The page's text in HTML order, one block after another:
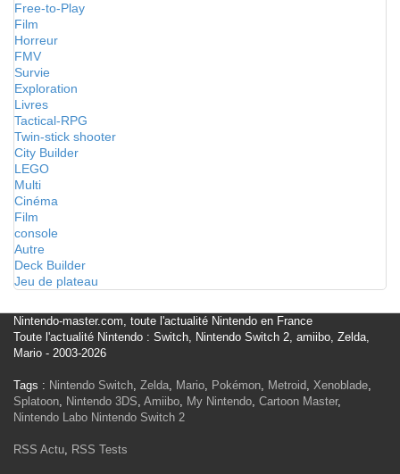
Free-to-Play
Film
Horreur
FMV
Survie
Exploration
Livres
Tactical-RPG
Twin-stick shooter
City Builder
LEGO
Multi
Cinéma
Film
console
Autre
Deck Builder
Jeu de plateau
Nintendo-master.com, toute l'actualité Nintendo en France
Toute l'actualité Nintendo : Switch, Nintendo Switch 2, amiibo, Zelda,
Mario - 2003-2026
Tags : Nintendo Switch, Zelda, Mario, Pokémon, Metroid, Xenoblade,
Splatoon, Nintendo 3DS, Amiibo, My Nintendo, Cartoon Master,
Nintendo Labo Nintendo Switch 2
RSS Actu, RSS Tests